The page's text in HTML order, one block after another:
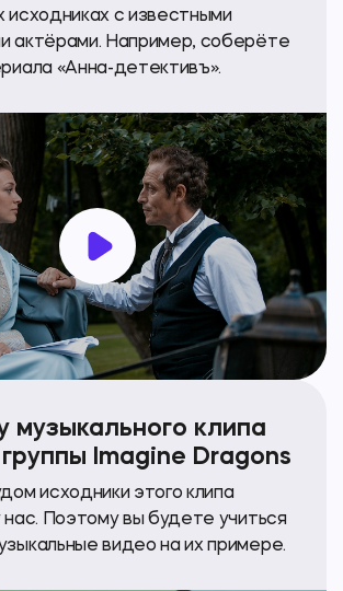
исходниках с известными
актёрами. Например, соберёте
«Анна-детективъ».
музыкального клипа
Imagine Dragons
исходники этого клипа
нас. Поэтому вы будете учиться
видео на их примере.